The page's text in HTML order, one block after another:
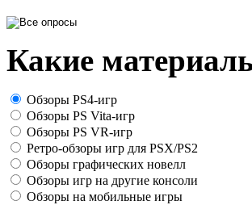
Какие
Обзоры PS4-игр
Обзоры PS Vita-игр
Обзоры PS VR-игр
Ретро-обзоры игр для PSX/PS2
Обзоры графических новелл
Обзоры игр на другие консоли
Обзоры на мобильные игры